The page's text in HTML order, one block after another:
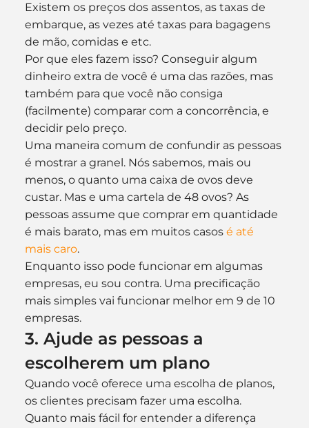
Existem os preços dos assentos, as taxas de
embarque, as vezes até taxas para bagagens
de mão, comidas e etc.
Por que eles fazem isso? Conseguir algum
dinheiro extra de você é uma das razões, mas
também para que você não consiga
(facilmente) comparar com a concorrência, e
decidir pelo preço.
Uma maneira comum de confundir as pessoas
é mostrar a granel. Nós sabemos, mais ou
menos, o quanto uma caixa de ovos deve
custar. Mas e uma cartela de 48 ovos? As
pessoas assume que comprar em quantidade
é mais barato, mas em muitos casos é até
mais caro.
Enquanto isso pode funcionar em algumas
empresas, eu sou contra. Uma precificação
mais simples vai funcionar melhor em 9 de 10
empresas.
3. Ajude as pessoas a
escolherem um plano
Quando você oferece uma escolha de planos,
os clientes precisam fazer uma escolha.
Quanto mais fácil for entender a diferença